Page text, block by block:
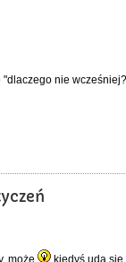
"dlaczego nie